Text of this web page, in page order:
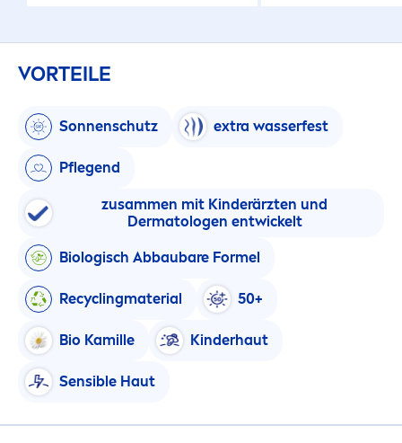
VORTEILE
Sonnenschutz extra wasserfest
Pflegend
zusammen mit Kinderärzten und
Dermatologen entwickelt
Biologisch Abbaubare Formel
Recyclingmaterial 50+
Bio Kamille Kinderhaut
Sensible Haut